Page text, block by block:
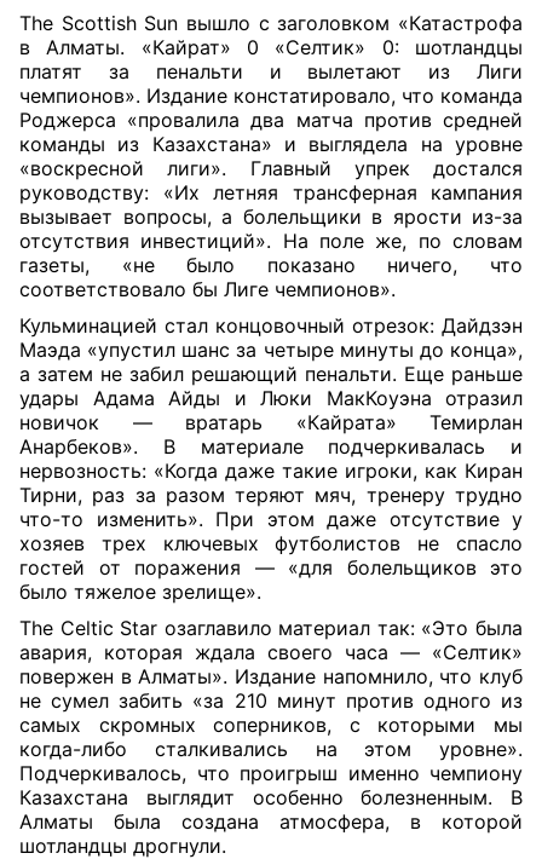
The Scottish Sun вышло с заголовком «Катастрофа
в Алматы. «Кайрат» 0 «Селтик» 0: шотландцы
платят за пенальти и вылетают из Лиги
чемпионов». Издание констатировало, что команда
Роджерса «провалила два матча против средней
команды из Казахстана» и выглядела на уровне
«воскресной лиги». Главный упрек достался
руководству: «Их летняя трансферная кампания
вызывает вопросы, а болельщики в ярости из-за
отсутствия инвестиций». На поле же, по словам
газеты, «не было показано ничего, что
соответствовало бы Лиге чемпионов».
Кульминацией стал концовочный отрезок: Дайдзэн
Маэда «упустил шанс за четыре минуты до конца»,
а затем не забил решающий пенальти. Еще раньше
удары Адама Айды и Люки МакКоуэна отразил
новичок — вратарь «Кайрата» Темирлан
Анарбеков». В материале подчеркивалась и
нервозность: «Когда даже такие игроки, как Киран
Тирни, раз за разом теряют мяч, тренеру трудно
что-то изменить». При этом даже отсутствие у
хозяев трех ключевых футболистов не спасло
гостей от поражения — «для болельщиков это
было тяжелое зрелище».
The Celtic Star озаглавило материал так: «Это была
авария, которая ждала своего часа — «Селтик»
повержен в Алматы». Издание напомнило, что клуб
не сумел забить «за 210 минут против одного из
самых скромных соперников, с которыми мы
когда-либо сталкивались на этом уровне».
Подчеркивалось, что проигрыш именно чемпиону
Казахстана выглядит особенно болезненным. В
Алматы была создана атмосфера, в которой
шотландцы дрогнули.